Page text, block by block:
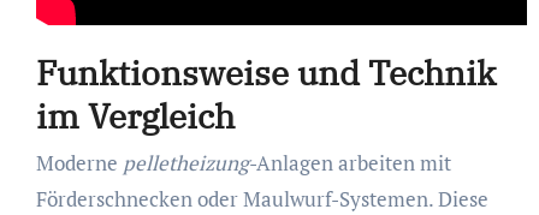
Funktionsweise und Technik
im Vergleich
Moderne pelletheizung-Anlagen arbeiten mit
Förderschnecken oder Maulwurf-Systemen. Diese